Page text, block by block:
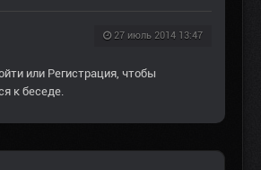
27 июль 2014 13:47
или Регистрация, чтобы
к беседе.